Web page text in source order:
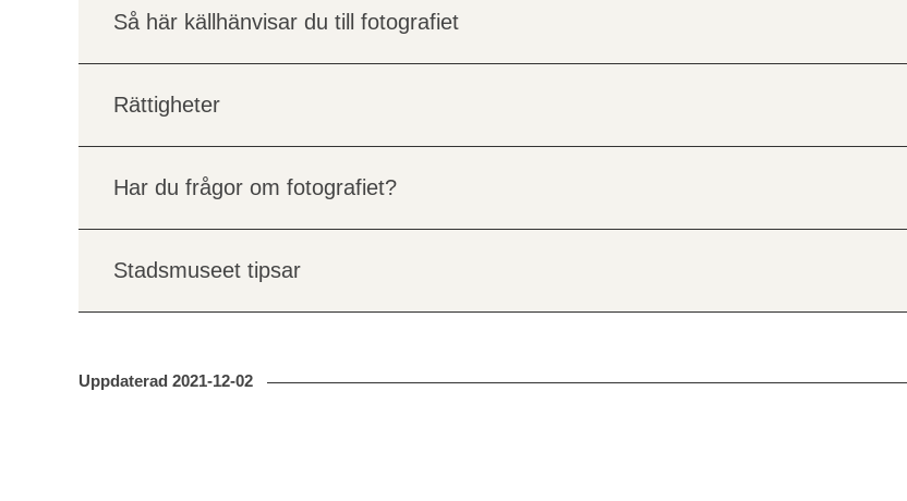
Så här källhänvisar du till fotografiet
Rättigheter
Har du frågor om fotografiet?
Stadsmuseet tipsar
Uppdaterad 2021-12-02